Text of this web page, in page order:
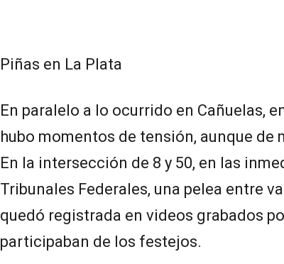
Piñas en La Plata
En paralelo a lo ocurrido en Cañuelas,
hubo momentos de tensión, aunque de
En la intersección de 8 y 50, en las
Tribunales Federales, una pelea entre
quedó registrada en videos grabados
participaban de los festejos.